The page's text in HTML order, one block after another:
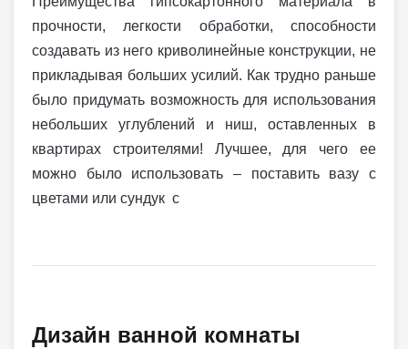
прочности, легкости обработки, способности
создавать из него криволинейные конструкции, не
прикладывая больших усилий. Как трудно раньше
было придумать возможность для использования
небольших углублений и ниш, оставленных в
квартирах строителями! Лучшее, для чего ее
можно было использовать – поставить вазу с
цветами или сундук с
Дизайн ванной комнаты